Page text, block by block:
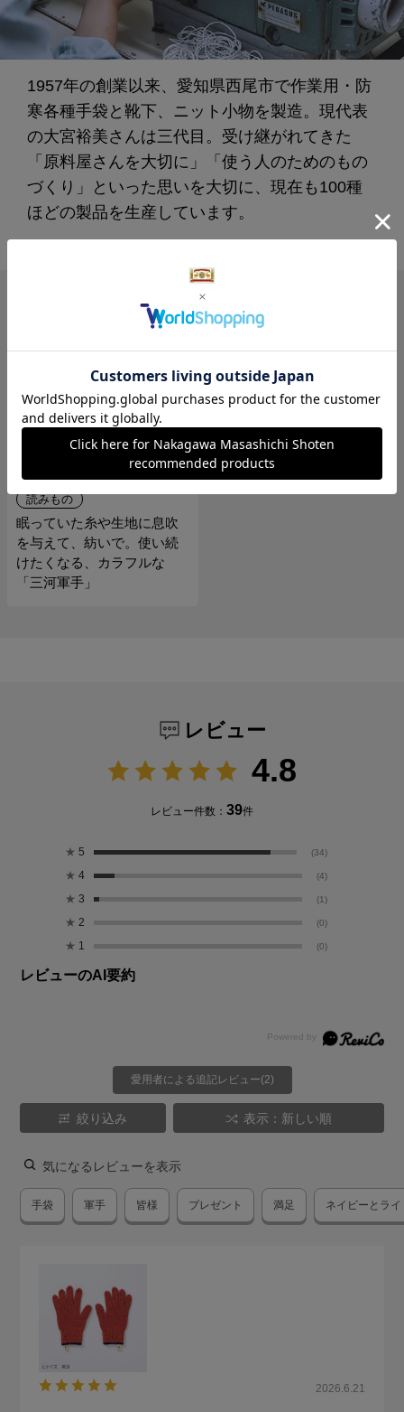
1957年の創業以来、愛知県西尾市で作業用・防
寒各種手袋と靴下、ニット小物を製造。現代表
の大宮裕美さんは三代目。受け継がれてきた
「原料屋さんを大切に」「使う人のためのもの
づくり」といった思いを大切に、現在も100種
ほどの製品を生産しています。
関連の読みもの
読みもの
眠っていた糸や生地に息吹
を与えて、紡いで。使い続
けたくなる、カラフルな
「三河軍手」
レビュー
4.8
レビュー件数： 39件
★ 5 (34)
★ 4 (4)
★ 3 (1)
★ 2 (0)
★ 1 (0)
レビューのAI要約
愛用者による追記レビュー(2)
絞り込み 表示：新しい順
気になるレビューを表示
手袋 軍手 皆様 プレゼント 満足 ネイビーとラ
2026.6.21